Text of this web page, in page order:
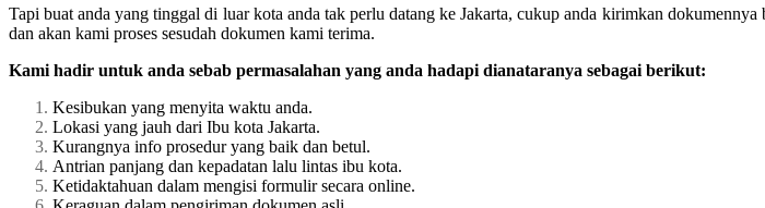
Tapi buat anda yang tinggal di luar kota anda tak perlu datang ke Jakarta, cukup anda kirimkan
dan akan kami proses sesudah dokumen kami terima.
Kami hadir untuk anda sebab permasalahan yang anda hadapi dianataranya sebagai berikut:
Kesibukan yang menyita waktu anda.
Lokasi yang jauh dari Ibu kota Jakarta.
Kurangnya info prosedur yang baik dan betul.
Antrian panjang dan kepadatan lalu lintas ibu kota.
Ketidaktahuan dalam mengisi formulir secara online.